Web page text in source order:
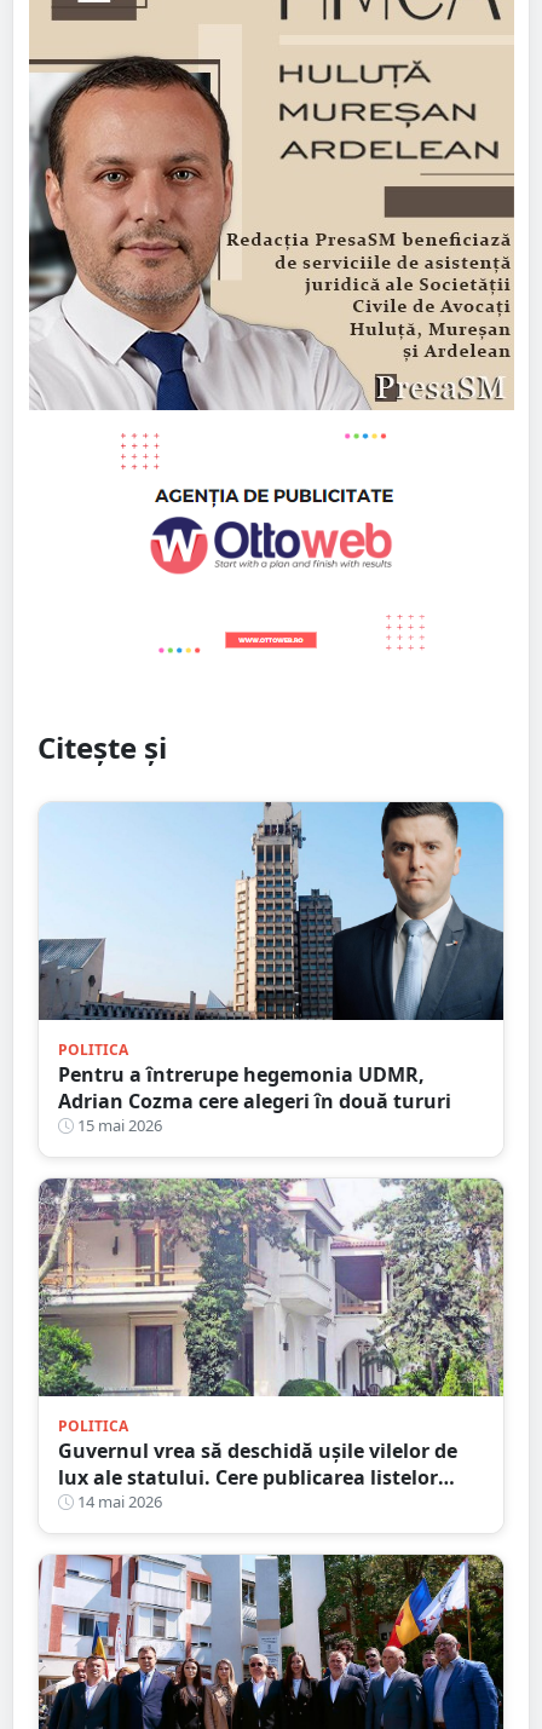
Citește și
POLITICA
Pentru a întrerupe hegemonia UDMR,
Adrian Cozma cere alegeri în două tururi
15 mai 2026
POLITICA
Guvernul vrea să deschidă ușile vilelor de
lux ale statului. Cere publicarea listelor
complete cu beneficiarii și imobilele de
protocol
14 mai 2026